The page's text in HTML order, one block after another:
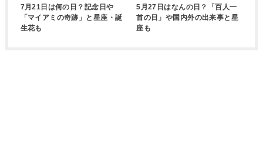
7月21日は何の日？記念日や
「マイアミの奇跡」と星座・誕
生花も
5月27日はなんの日？「百人一
首の日」や国内外の出来事と星
座も